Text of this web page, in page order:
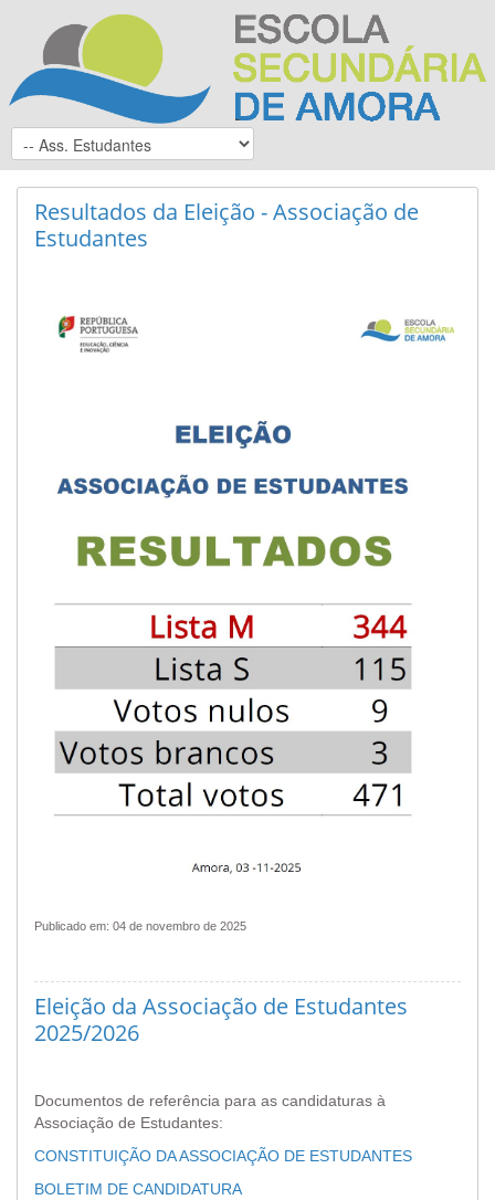
Resultados da Eleição - Associação de
Estudantes
Publicado em: 04 de novembro de 2025
Eleição da Associação de Estudantes
2025/2026
Documentos de referência para as candidaturas à
Associação de Estudantes:
CONSTITUIÇÃO DA ASSOCIAÇÃO DE ESTUDANTES
BOLETIM DE CANDIDATURA